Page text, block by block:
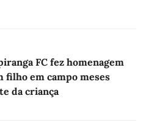
FC fez homenagem
filho em campo meses
da criança